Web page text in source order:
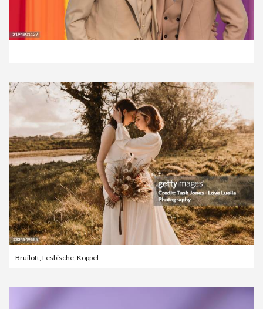
Bruiloft Lesbische Koppel